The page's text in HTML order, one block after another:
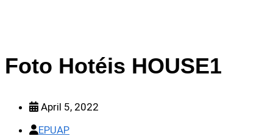
Foto Hotéis HOUSE1
April 5, 2022
EPUAP